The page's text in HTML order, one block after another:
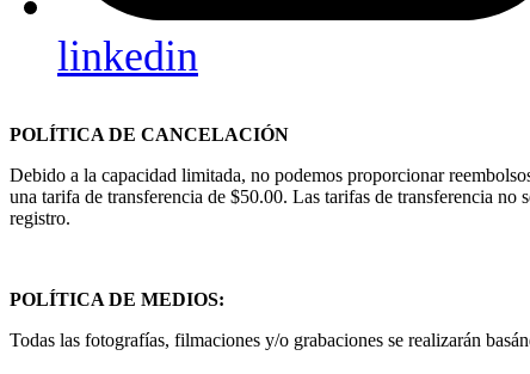
linkedin
POLÍTICA DE CANCELACIÓN
Debido a la capacidad limitada, no podemos proporcionar
una tarifa de transferencia de $50.00. Las tarifas de transferencia
registro.
POLÍTICA DE MEDIOS:
Todas las fotografías, filmaciones y/o grabaciones se realizarán